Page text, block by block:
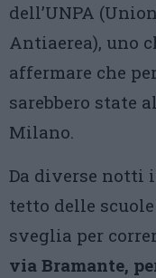
dell’UNPA
Antiaerea), uno
affermare che
sarebbero state
Milano.
Da diverse notti
tetto delle
sveglia per
via Bramante,